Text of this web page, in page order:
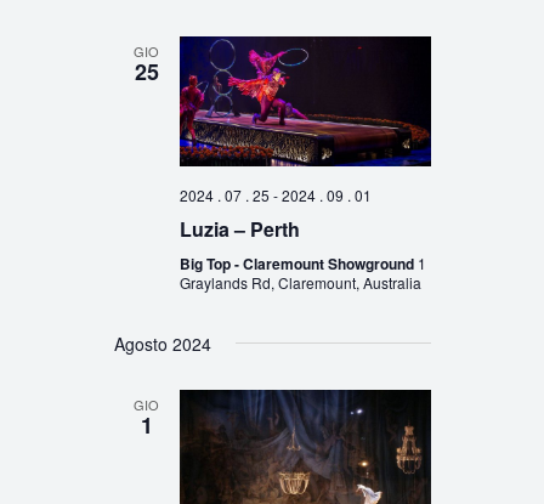
GIO
25
2024 . 07 . 25 -2024 . 09 . 01
Luzia – Perth
Big Top - Claremount Showground 1
Graylands Rd, Claremount, Australia
Agosto 2024
GIO
1